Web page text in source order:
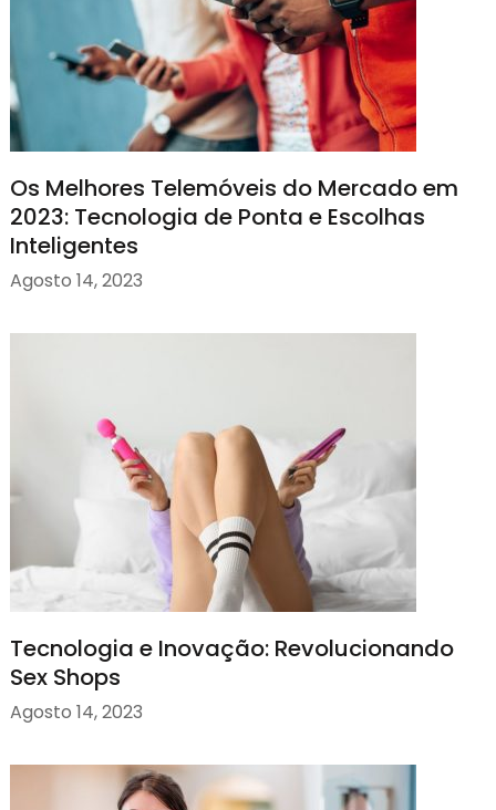
Os Melhores Telemóveis do Mercado em
2023: Tecnologia de Ponta e Escolhas
Inteligentes
Agosto 14, 2023
Tecnologia e Inovação: Revolucionando
Sex Shops
Agosto 14, 2023